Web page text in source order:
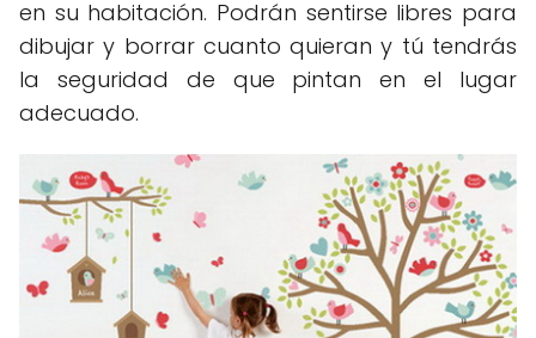
en su habitación. Podrán sentirse libres para
dibujar y borrar cuanto quieran y tú tendrás
la seguridad de que pintan en el lugar
adecuado.